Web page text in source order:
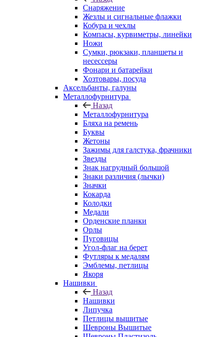
Снаряжение
Жезлы и сигнальные флажки
Кобура и чехлы
Компасы, курвиметры, линейки
Ножи
Сумки, рюкзаки, планшеты и
несессеры
Фонари и батарейки
Хозтовары, посуда
Аксельбанты, галуны
Металлофурнитура
Назад
Металлофурнитура
Бляха на ремень
Буквы
Жетоны
Зажимы для галстука, фрачники
Звезды
Знак нагрудный большой
Знаки различия (лычки)
Значки
Кокарда
Колодки
Медали
Орденские планки
Орлы
Пуговицы
Угол-флаг на берет
Футляры к медалям
Эмблемы, петлицы
Якоря
Нашивки
Назад
Нашивки
Липучка
Петлицы вышитые
Шевроны Вышитые